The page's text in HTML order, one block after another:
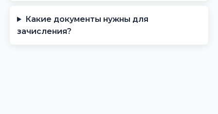
Какие документы нужны для
зачисления?